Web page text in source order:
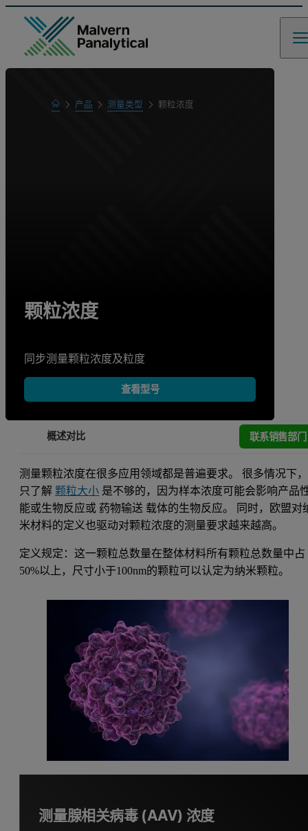
Home产品 测量类型 颗粒浓度
颗粒浓度
同步测量颗粒浓度及粒度
查看型号
概述对比 联系销售部门
测量颗粒浓度在很多应用领域都是普遍要求。 很多情况下，
只了解颗粒大小 是不够的，因为样本浓度可能会影响产品
能或生物反应或 药物输送 载体的生物反应。 同时，欧盟对
米材料的定义也驱动对颗粒浓度的测量要求越来越高。
定义规定：这一颗粒总数量在整体材料所有颗粒总数量中占
50%以上，尺寸小于100nm的颗粒可以认定为纳米颗粒。
测量腺相关病毒 (AAV) 浓度